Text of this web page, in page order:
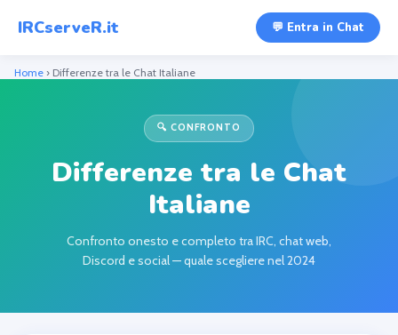
IRCserveR.it 💬 Entra in Chat
Home › Differenze tra le Chat Italiane
🔍 CONFRONTO
Differenze tra le Chat
Italiane
Confronto onesto e completo tra IRC, chat web,
Discord e social — quale scegliere nel 2024